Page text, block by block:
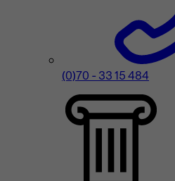
(0)70 - 33 15 484